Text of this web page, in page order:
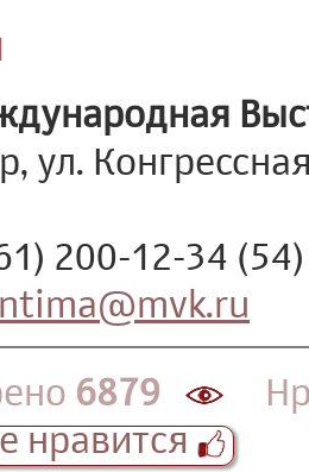
ул.
200-12-34 (54)
6879
нравится